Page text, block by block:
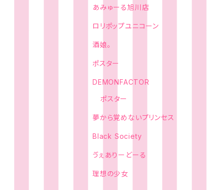
あみゅーる旭川店
ロリポップユニコーン
酒娘。
ポスター
DEMONFACTOR
ポスター
夢から覚めないプリンセス
Black Society
ゔぇありーどーる
理想の少女